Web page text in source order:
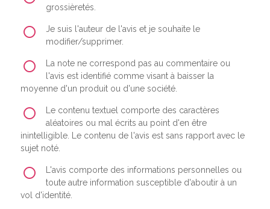
grossièretés.
Je suis l'auteur de l'avis et je souhaite le
modifier/supprimer.
La note ne correspond pas au commentaire ou
l'avis est identifié comme visant à baisser la
moyenne d'un produit ou d'une société.
Le contenu textuel comporte des caractères
aléatoires ou mal écrits au point d'en être
inintelligible. Le contenu de l'avis est sans rapport avec le
sujet noté.
L'avis comporte des informations personnelles ou
toute autre information susceptible d'aboutir à un
vol d'identité.